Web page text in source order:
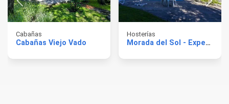
Cabañas
Cabañas Viejo Vado
Hosterías
Morada del Sol - Experiencia de Montaña